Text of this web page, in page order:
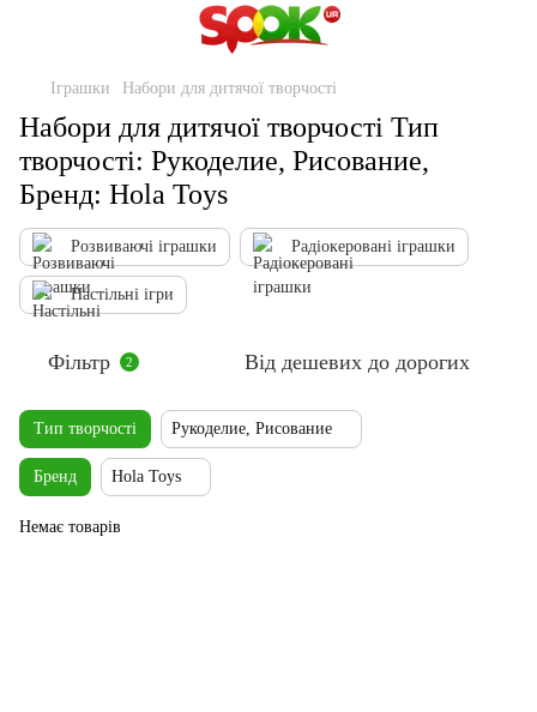
Іграшки Набори для дитячої творчості
Набори для дитячої творчості Тип
творчості: Рукоделие, Рисование,
Бренд: Hola Toys
Розвиваючі іграшки Радіокеровані іграшки
Настільні ігри
Фільтр 2 Від дешевих до дорогих
Тип творчості Рукоделие, Рисование
Бренд Hola Toys
Немає товарів